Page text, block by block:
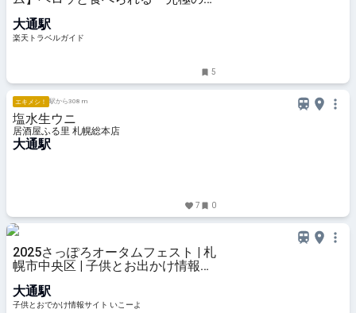
ク」ソフトも！ 【楽天トラベル】
大通駅
楽天トラベルガイド
5
エキメシ！ 駅から308 m
塩水生ウニ
居酒屋ふる里 札幌総本店
大通駅
7 0
2025さっぽろオータムフェスト | 札
幌市中央区 | 子供とお出かけ情報
大通駅
子供とおでかけ情報サイト いこーよ